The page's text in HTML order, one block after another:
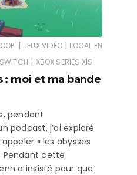
| JEUX VIDÉO | LOCAL EN
SWITCH | XBOX SERIES X|S
: moi et ma bande
pendant
podcast, j’ai exploré
« les abysses
Pendant cette
a insisté pour que